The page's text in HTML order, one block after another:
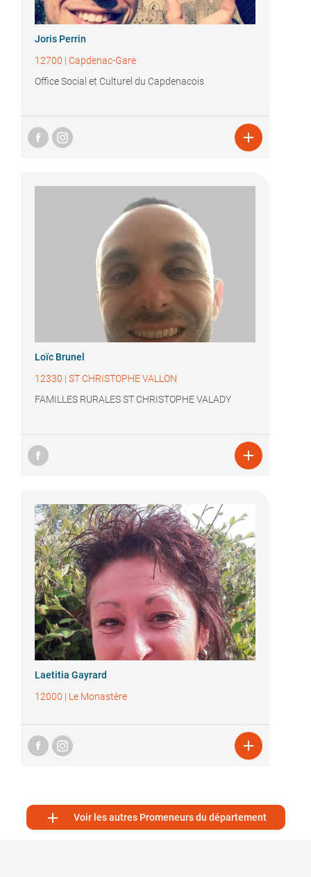
Joris Perrin
12700 | Capdenac-Gare
Office Social et Culturel du Capdenacois

Loïc Brunel
12330 | ST CHRISTOPHE VALLON
FAMILLES RURALES ST CHRISTOPHE VALADY

Laetitia Gayrard
12000 | Le Monastère

 Voir les autres Promeneurs du département